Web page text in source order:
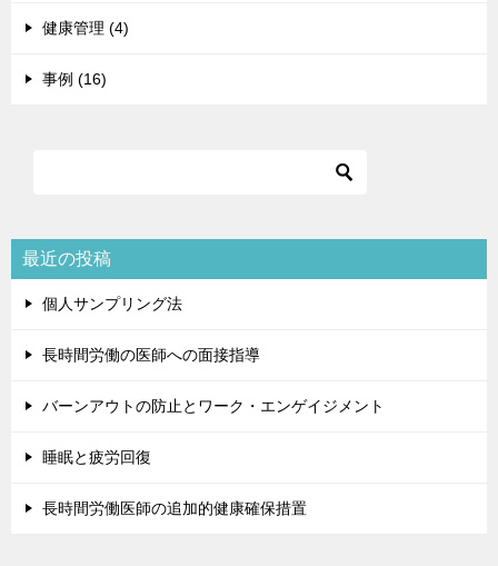
健康管理 (4)
事例 (16)
最近の投稿
個人サンプリング法
長時間労働の医師への面接指導
バーンアウトの防止とワーク・エンゲイジメント
睡眠と疲労回復
長時間労働医師の追加的健康確保措置